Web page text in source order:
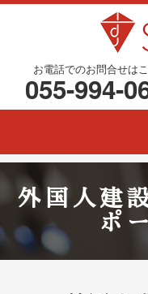
お電話でのお問合せは
055-994-
外国人建
ポ